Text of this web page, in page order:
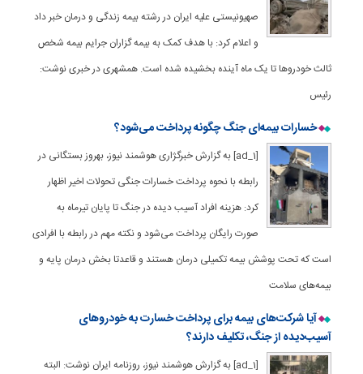
صهیونیستی علیه ایران در رشته بیمه زندگی و درمان خبر داد
و اعلام کرد: با هدف کمک به بیمه گزاران جرایم بیمه شخص
ثالث خودروها تا یک ماه آینده بخشیده شده است. همشهری در خبری نوشت:
رئیس
خسارات بیمه‌ای جنگ چگونه پرداخت می‌شود؟
[ad_1] به گزارش خبرگژاری هوشمند نیوز، بهروز بستگانی در
رابطه با نحوه پرداخت خسارات جنگی تحولات اخیر اظهار
کرد: هزینه افراد آسیب دیده در جنگ تا پایان تیرماه به
صورت رایگان پرداخت می‌شود و نکته مهم در رابطه با افرادی
است که تحت پوشش بیمه تکمیلی درمان هستند و قاعدتا بخش درمان پایه و
بیمه‌های سلامت
آیا شرکت‌های بیمه برای پرداخت خسارت به خودروهای
آسیب‌دیده از جنگ، تکلیف دارند؟
[ad_1] به گزارش هوشمند نیوز، روزنامه ایران نوشت: البته